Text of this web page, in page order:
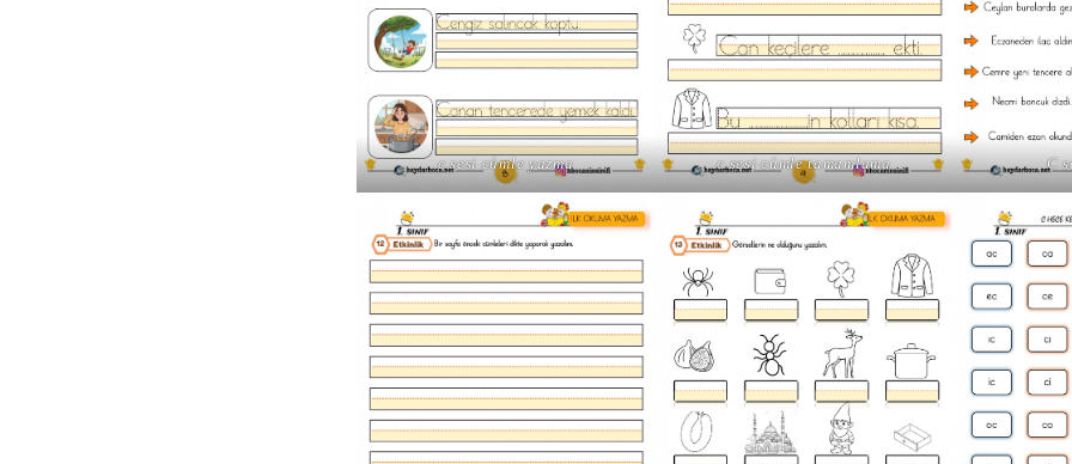
c sesi cümle yazma c sesi cümle tamamlama C